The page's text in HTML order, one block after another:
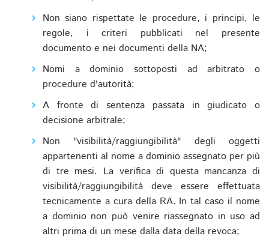
Non siano rispettate le procedure, i principi, le
regole, i criteri pubblicati nel presente
documento e nei documenti della NA;
Nomi a dominio sottoposti ad arbitrato o
procedure d'autorità;
A fronte di sentenza passata in giudicato o
decisione arbitrale;
Non "visibilità/raggiungibilità" degli oggetti
appartenenti al nome a dominio assegnato per più
di tre mesi. La verifica di questa mancanza di
visibilità/raggiungibilità deve essere effettuata
tecnicamente a cura della RA. In tal caso il nome
a dominio non può venire riassegnato in uso ad
altri prima di un mese dalla data della revoca;